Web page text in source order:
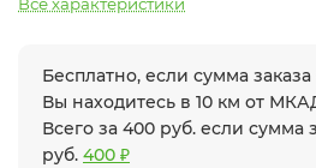
Все характеристики
Бесплатно, если сумма
Вы находитесь в 10 км от
Всего за 400 руб. если сумма
руб. 400 ₽